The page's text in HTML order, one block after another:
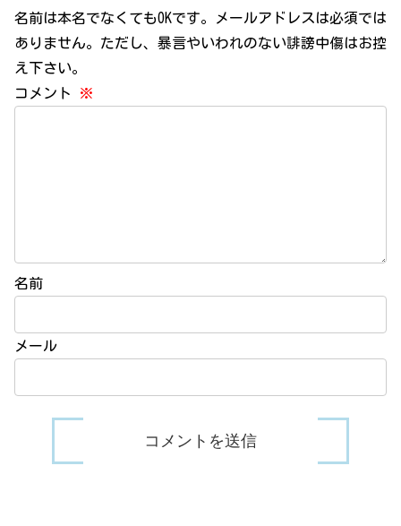
名前は本名でなくてもOKです。メールアドレスは必須では
ありません。ただし、暴言やいわれのない誹謗中傷はお控
え下さい。
コメント
※
名前
メール